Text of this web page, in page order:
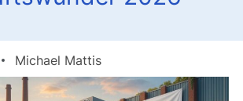
Michael Mattis